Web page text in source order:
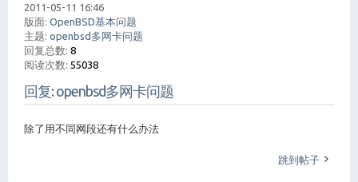
2011-05-11 16:46
版面: OpenBSD基本问题
主题: openbsd多网卡问题
回复总数: 8
阅读次数: 55038
回复: openbsd多网卡问题
除了用不同网段还有什么办法
跳到帖子